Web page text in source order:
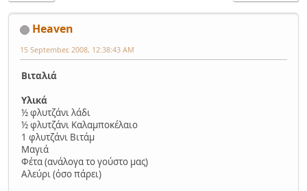
Heaven
15 September, 2008, 12:38:43 AM
Βιταλιά
Υλικά
½ φλυτζάνι λάδι
½ φλυτζάνι Καλαμποκέλαιο
1 φλυτζάνι Βιτάμ
Μαγιά
Φέτα (ανάλογα το γούστο μας)
Αλεύρι (όσο πάρει)